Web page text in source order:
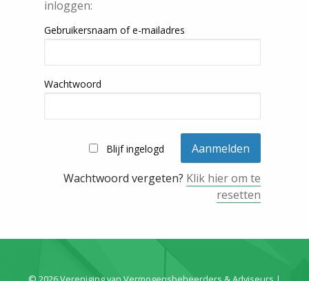
inloggen:
Gebruikersnaam of e-mailadres
Wachtwoord
Blijf ingelogd
Wachtwoord vergeten? Klik hier om te
resetten